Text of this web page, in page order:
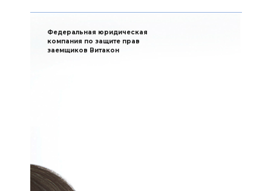
Федеральная юридическая
компания по защите прав
заемщиков Витакон